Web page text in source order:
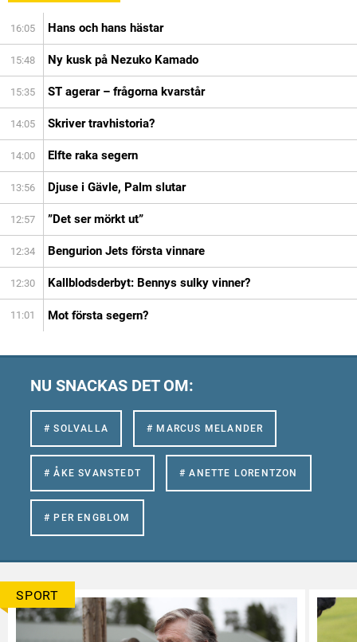
16:05 Hans och hans hästar
15:48 Ny kusk på Nezuko Kamado
15:35 ST agerar – frågorna kvarstår
14:05 Skriver travhistoria?
14:00 Elfte raka segern
13:56 Djuse i Gävle, Palm slutar
12:57 ”Det ser mörkt ut”
12:34 Bengurion Jets första vinnare
12:30 Kallblodsderbyt: Bennys sulky vinner?
11:01 Mot första segern?
NU SNACKAS DET OM:
# SOLVALLA # MARCUS MELANDER
# ÅKE SVANSTEDT # ANETTE LORENTZON
# PER ENGBLOM
SPORT